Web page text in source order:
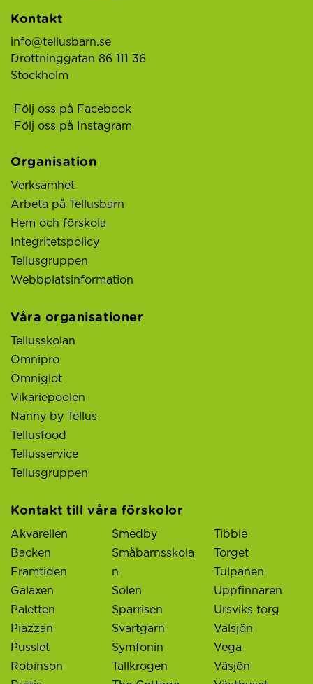
Kontakt
info@tellusbarn.se
Drottninggatan 86 111 36
Stockholm
Följ oss på Facebook
Följ oss på Instagram
Organisation
Verksamhet
Arbeta på Tellusbarn
Hem och förskola
Integritetspolicy
Tellusgruppen
Webbplatsinformation
Våra organisationer
Tellusskolan
Omnipro
Omniglot
Vikariepoolen
Nanny by Tellus
Tellusfood
Tellusservice
Tellusgruppen
Kontakt till våra förskolor
Akvarellen
Backen
Framtiden
Galaxen
Paletten
Piazzan
Pusslet
Robinson
Smedby
Småbarnsskola
n
Solen
Sparrisen
Svartgarn
Symfonin
Tallkrogen
Tibble
Torget
Tulpanen
Uppfinnaren
Ursviks torg
Valsjön
Vega
Väsjön